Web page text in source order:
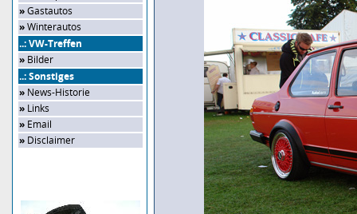
»Gastautos
»Winterautos
..: VW-Treffen
» Bilder
..: Sonstiges
» News-Historie
» Links
» Email
» Disclaimer